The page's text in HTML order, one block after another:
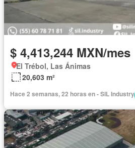
$ 4,413,244 MXN/mes
El Trébol, Las Ánimas
20,603 m²
Hace 2 semanas, 22 horas en - SIL Industry